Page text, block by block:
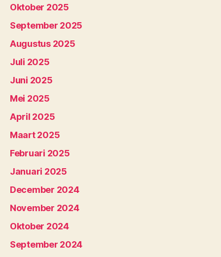
Oktober 2025
September 2025
Augustus 2025
Juli 2025
Juni 2025
Mei 2025
April 2025
Maart 2025
Februari 2025
Januari 2025
December 2024
November 2024
Oktober 2024
September 2024